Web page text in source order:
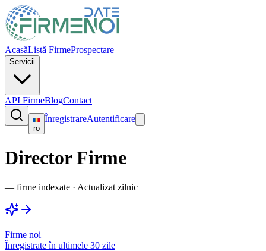
AcasăListă FirmeProspectare
Servicii
API FirmeBlogContact
ro
ÎnregistrareAutentificare
Director Firme
— firme indexate · Actualizat zilnic
—
Firme noi
Înregistrate în ultimele 30 zile